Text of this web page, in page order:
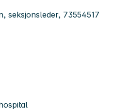
seksjonsleder, 73554517